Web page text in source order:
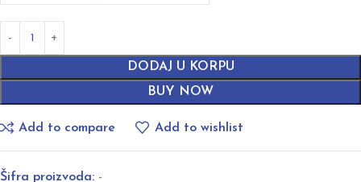
DODAJ U KORPU
BUY NOW
Add to compare Add to wishlist
Šifra proizvoda: -